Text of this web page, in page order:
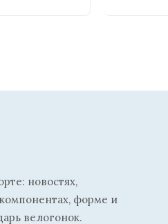
новостях,
форме и
велогонок.